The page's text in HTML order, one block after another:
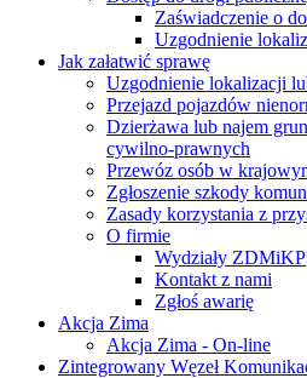
Zaświadczenie o
Uzgodnienie
Jak załatwić sprawę
Uzgodnienie lokalizacji
Przejazd pojazdów
Dzierżawa lub najem
cywilno-prawnych
Przewóz osób w
Zgłoszenie szkody
Zasady korzystania z
O firmie
Wydziały ZDMiKP
Kontakt z nami
Zgłoś awarię
Akcja Zima
Akcja Zima - On-line
Zintegrowany Węzeł